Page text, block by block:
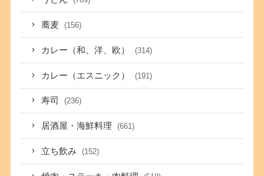
蕎麦 (156)
カレー（和、洋、欧） (314)
カレー（エスニック） (191)
寿司 (236)
居酒屋・海鮮料理 (661)
立ち飲み (152)